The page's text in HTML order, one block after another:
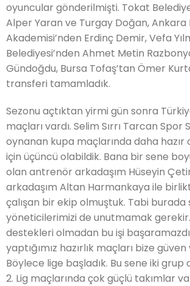
oyuncular gönderilmişti. Tokat
Alper Yaran ve Turgay Doğan, Ankara
Akademisi’nden Erdinç Demir, Vefa
Belediyesi’nden Ahmet Metin
Gündoğdu, Bursa Tofaş’tan Ömer
transferi tamamladık.
Sezonu açtıktan yirmi gün sonra
maçları vardı. Selim Sırrı Tarcan Spor
oynanan kupa maçlarında daha hazır
için üçüncü olabildik. Bana bir sene
olan antrenör arkadaşım Hüseyin
arkadaşım Altan Harmankaya ile
çalışan bir ekip olmuştuk. Tabi burada
yöneticilerimizi de unutmamak
destekleri olmadan bu işi
yaptığımız hazırlık maçları bize
Böylece lige başladık. Bu sene iki
2. Lig maçlarında çok güçlü takımlar